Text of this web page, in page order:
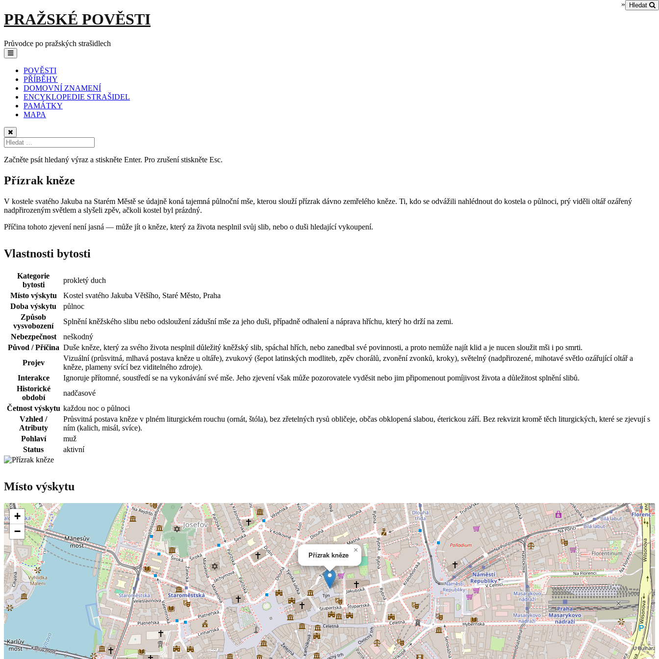
Skip
to
PRAŽSKÉ POVĚSTI
Průvodce po pražských strašidlech
Main
navigation
Menu
POVĚSTI
PŘÍBĚHY
DOMOVNÍ ZNAMENÍ
ENCYKLOPEDIE STRAŠIDEL
PAMÁTKY
MAPA
» Hledat
Začněte psát hledaný výraz a stiskněte Enter. Pro zrušení stiskněte Esc.
Přízrak kněze
V kostele svatého Jakuba na Starém Městě se údajně koná tajemná půlnoční mše, kterou slouží přízrak dávno zemřelého kněze. Ti, kdo se odvážili nahlédnout do kostela o půlnoci, prý viděli oltář ozářený
nadpřirozeným světlem a slyšeli zpěv, ačkoli kostel byl prázdný.
Příčina tohoto zjevení není jasná — může jít o kněze, který za života nesplnil svůj slib, nebo o duši hledající vykoupení.
Vlastnosti bytosti
Kategorie
bytosti
prokletý duch
Místo výskytu
Kostel svatého Jakuba Většího, Staré Město, Praha
Doba výskytu
půlnoc
Způsob
vysvobození
Splnění kněžského slibu nebo odsloužení zádušní mše za jeho duši, případně odhalení a náprava hříchu, který ho drží na zemi.
Nebezpečnost
neškodný
Původ / Příčina Duše kněze, který za svého života nesplnil důležitý kněžský slib, spáchal hřích, nebo zanedbal své povinnosti, a proto nemůže najít klid a je nucen sloužit mši i po smrti.
Projev
Vizuální (průsvitná, mlhavá postava kněze u oltáře), zvukový (šepot latinských modliteb, zpěv chorálů, zvonění zvonků, kroky), světelný (nadpřirozené, mihotavé světlo ozářující oltář a
kněze, plameny svící bez viditelného zdroje).
Interakce
Ignoruje přítomné, soustředí se na vykonávání své mše. Jeho zjevení však může pozorovatele vyděsit nebo jim připomenout pomíjivost života a důležitost splnění slibů.
Historické
období
nadčasové
Četnost výskytu každou noc o půlnoci
Vzhled /
Atributy
Průsvitná postava kněze v plném liturgickém rouchu (ornát, štóla), bez zřetelných rysů obličeje, občas obklopená slabou, éterickou září. Bez rekvizit kromě těch liturgických, které se zjevují s
ním (kalich, misál, svíce).
Pohlaví
muž
Status
aktivní
Místo výskytu
Přízrak kněze
×
+
−